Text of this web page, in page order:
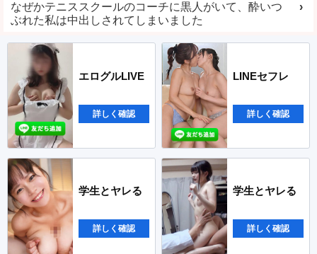
なぜかテニススクールのコーチに黒人がいて、酔いつ
ぶれた私は中出しされてしまいました
エログルLIVE
詳しく確認
LINEセフレ
詳しく確認
学生とヤレる
詳しく確認
学生とヤレる
詳しく確認